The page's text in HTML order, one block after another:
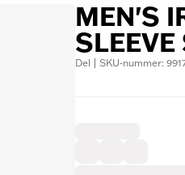
MEN'S
Del | SKU-nummer: